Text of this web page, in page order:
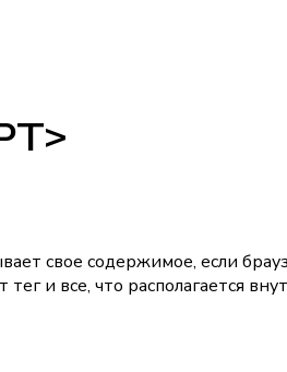
свое содержимое, если
и все, что располагается